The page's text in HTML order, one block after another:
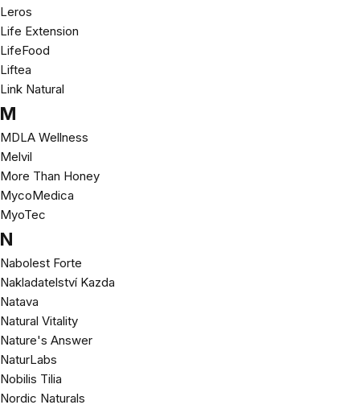
Leros
Life Extension
LifeFood
Liftea
Link Natural
M
MDLA Wellness
Melvil
More Than Honey
MycoMedica
MyoTec
N
Nabolest Forte
Nakladatelství Kazda
Natava
Natural Vitality
Nature's Answer
NaturLabs
Nobilis Tilia
Nordic Naturals